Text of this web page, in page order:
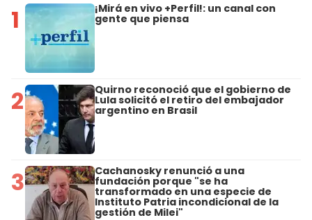
1 ¡Mirá en vivo +Perfil!: un canal con
gente que piensa
2 Quirno reconoció que el gobierno de
Lula solicitó el retiro del embajador
argentino en Brasil
3 Cachanosky renunció a una
fundación porque "se ha
transformado en una especie de
Instituto Patria incondicional de la
gestión de Milei"